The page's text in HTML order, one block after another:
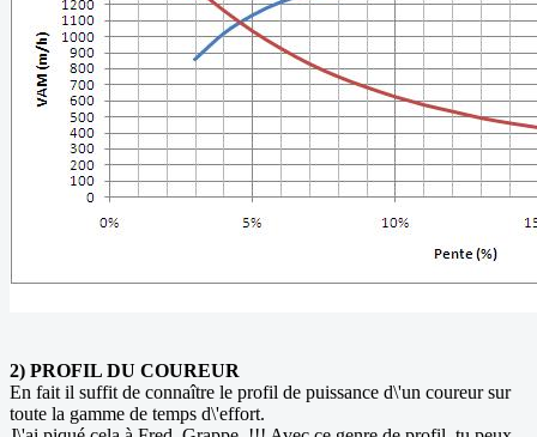
2) PROFIL DU COUREUR
En fait il suffit de connaître le profil de puissance d\'un coureur sur
toute la gamme de temps d\'effort.